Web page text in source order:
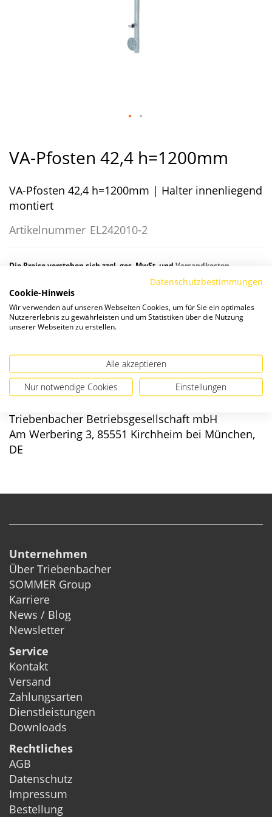
der
springen
VA-Pfosten 42,4 h=1200mm
VA-Pfosten 42,4 h=1200mm | Halter innenliegend
montiert
Artikelnummer EL242010-2
Die Preise verstehen sich zzgl. ges. MwSt. und Versandkosten
Verfügbarkeit:
Angaben zur Produktsicherheit
Hersteller/EU verantwortliche Person:
Triebenbacher Betriebsgesellschaft mbH
Am Werbering 3, 85551 Kirchheim bei München,
DE
Unternehmen
Über Triebenbacher
SOMMER Group
Karriere
News / Blog
Newsletter
Service
Kontakt
Versand
Zahlungsarten
Dienstleistungen
Downloads
Rechtliches
AGB
Datenschutz
Impressum
Bestellung
Datenschutzbestimmungen
Cookie-Hinweis
Wir verwenden auf unseren Webseiten Cookies, um für Sie ein optimales
Nutzererlebnis zu gewährleisten und um Statistiken über die Nutzung
unserer Webseiten zu erstellen.
Alle akzeptieren
Nur notwendige Cookies Einstellungen